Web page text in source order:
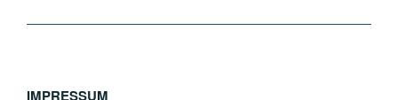
IMPRESSUM